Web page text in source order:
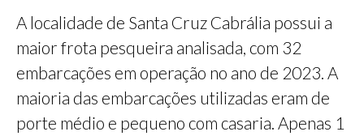
A localidade de Santa Cruz Cabrália possui a
maior frota pesqueira analisada, com 32
embarcações em operação no ano de 2023. A
maioria das embarcações utilizadas eram de
porte médio e pequeno com casaria. Apenas 1